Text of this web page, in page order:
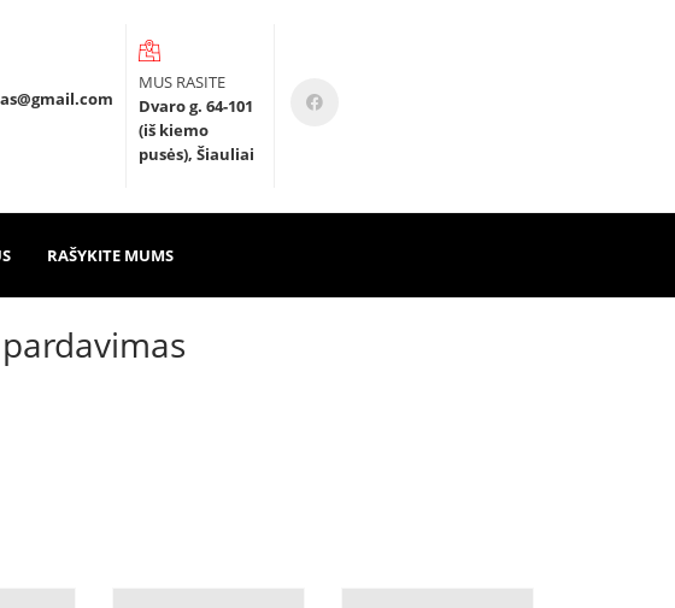
MUS RASITE
Dvaro g. 64-101
(iš kiemo
pusės), Šiauliai
RAŠYKITE MUMS